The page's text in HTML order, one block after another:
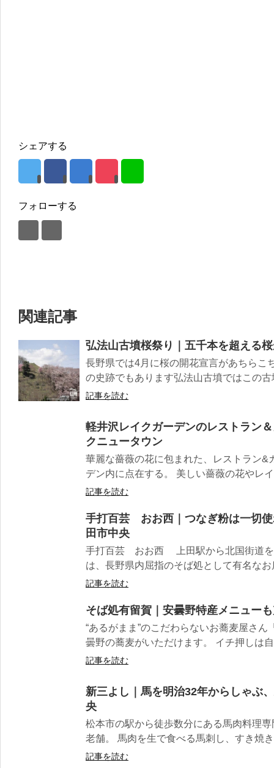
シェアする
フォローする
関連記事
弘法山古墳桜祭り｜五千本を超える
長野県では4月に桜の開花宣言があちらこ
の史跡でもあります弘法山古墳ではこの
記事を読む
軽井沢レイクガーデンのレストラン
クニュータウン
華麗な薔薇の花に包まれた、レストラン&
デン内に点在する。 美しい薔薇の花やレ
記事を読む
手打百芸 おお西｜つなぎ粉は一切
田市中央
手打百芸 おお西 上田駅から北国街道を
は、長野県内屈指のそば処として有名な
記事を読む
そば処有留賀｜安曇野特産メニュー
“あるがまま”のこだわらないお蕎麦屋さ
曇野の蕎麦がいただけます。 イチ押しは
記事を読む
新三よし｜馬を明治32年からしゃぶ
央
松本市の駅から徒歩数分にある馬肉料理
老舗。 馬肉を生で食べる馬刺し、すき焼
記事を読む